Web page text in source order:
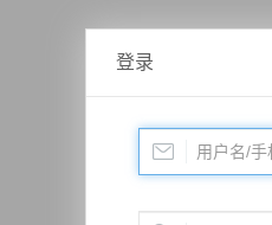
登录